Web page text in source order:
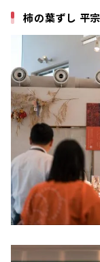
柿の葉ずし 平宗